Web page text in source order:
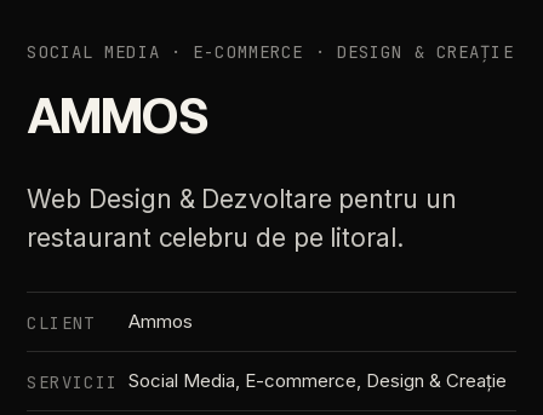
SOCIAL MEDIA · E-COMMERCE · DESIGN & CREAȚIE
AMMOS
Web Design & Dezvoltare pentru un
restaurant celebru de pe litoral.
CLIENT Ammos
SERVICII Social Media, E-commerce, Design & Creație